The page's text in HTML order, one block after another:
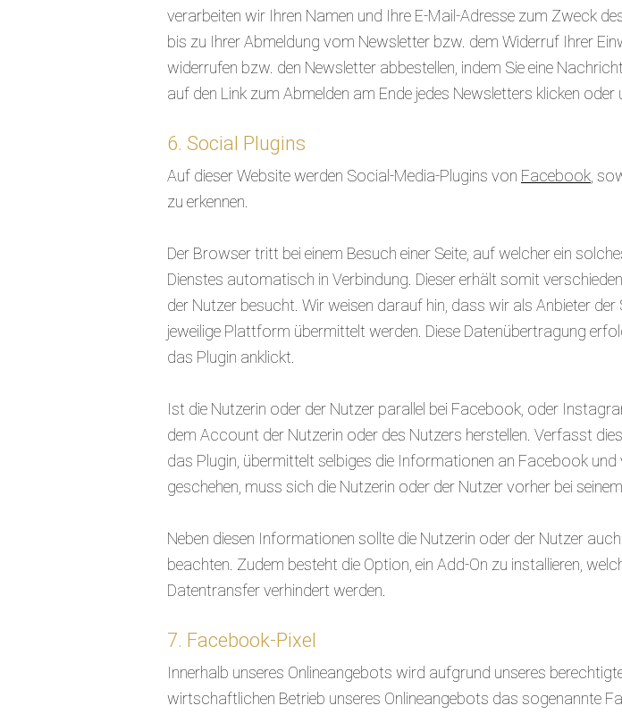
verarbeiten wir Ihren Namen und Ihre E-Mail-Adresse zum Zweck
bis zu Ihrer Abmeldung vom Newsletter bzw. dem Widerruf Ihrer
widerrufen bzw. den Newsletter abbestellen, indem Sie eine
auf den Link zum Abmelden am Ende jedes Newsletters klicken
6. Social Plugins
Auf dieser Website werden Social-Media-Plugins von Facebook ,
zu erkennen.
Der Browser tritt bei einem Besuch einer Seite, auf welcher ein
Dienstes automatisch in Verbindung. Dieser erhält somit
der Nutzer besucht. Wir weisen darauf hin, dass wir als Anbieter
jeweilige Plattform übermittelt werden. Diese Datenübertragung
das Plugin anklickt.
Ist die Nutzerin oder der Nutzer parallel bei Facebook, oder
dem Account der Nutzerin oder des Nutzers herstellen. Verfasst
das Plugin, übermittelt selbiges die Informationen an Facebook
geschehen, muss sich die Nutzerin oder der Nutzer vorher bei
Neben diesen Informationen sollte die Nutzerin oder der Nutzer
beachten. Zudem besteht die Option, ein Add-On zu installieren,
Datentransfer verhindert werden.
7. Facebook-Pixel
Innerhalb unseres Onlineangebots wird aufgrund unseres
wirtschaftlichen Betrieb unseres Onlineangebots das sogenannte